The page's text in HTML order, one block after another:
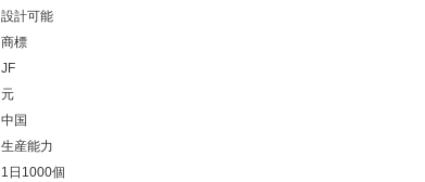
設計可能
商標
JF
元
中国
生産能力
1日1000個